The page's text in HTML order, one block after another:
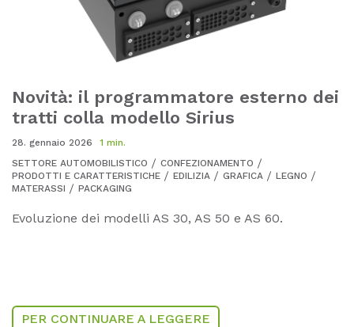
Novità: il programmatore esterno dei
tratti colla modello Sirius
28. gennaio 2026
1 min.
SETTORE AUTOMOBILISTICO
CONFEZIONAMENTO
PRODOTTI E CARATTERISTICHE
EDILIZIA GRAFICA
LEGNO
MATERASSI
PACKAGING
Evoluzione dei modelli AS 30, AS 50 e AS 60.
PER CONTINUARE A LEGGERE